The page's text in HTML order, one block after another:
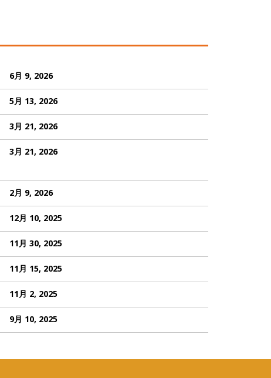
6月 9, 2026
5月 13, 2026
3月 21, 2026
3月 21, 2026
2月 9, 2026
12月 10, 2025
11月 30, 2025
11月 15, 2025
11月 2, 2025
9月 10, 2025